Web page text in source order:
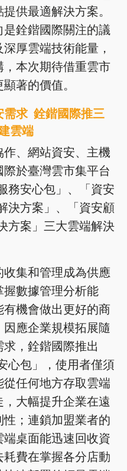
供最適解決方案。
銓鍇國際關注的議
厚雲端技術能量，
本次期待借重雲市
著的價值。
需求 銓鍇國際推三
雲端
、網站資安、主機
於臺灣雲市集平台
務安心包」、「資安
決方案」、「資安顧
方案」三大雲端解決
集和管理成為供應
數據管理分析能
機會做出更好的商
應企業規模拓展隨
，銓鍇國際推出
心包」，使用者僅須
任何地方存取雲端
大幅提升企業在遠
；連鎖加盟業者的
桌面能迅速回收資
費在掌握各分店動